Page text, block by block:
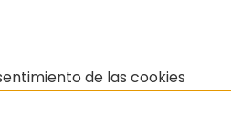
de las cookies